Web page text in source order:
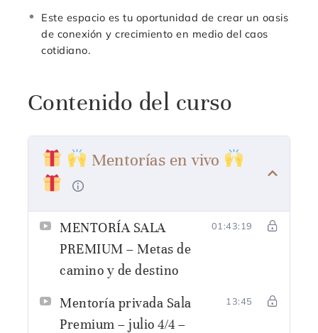
Una vez adquirida tu mentoría, gestionamos
las sesiones directamente por WhatsApp, para
que tu experiencia sea ágil y personalizada.
bienestar y en tu futuro.
que mereces, un paso a la vez.
El precio corresponde a un mes del curso
argentinos, si sos del exterior podés pagar en
dólares o transferencia bancaria. ¡Sin
preocupaciones! Si te queda alguna duda, nos
enviás mensaje por whastapp
Este espacio es tu oportunidad de crear un oasis
de conexión y crecimiento en medio del caos
cotidiano.
Contenido del curso
Mentorías en vivo
MENTORÍA SALA
PREMIUM – Metas de
camino y de destino
01:43:19
Mentoría privada Sala
Premium – julio 4/4 –
13:45